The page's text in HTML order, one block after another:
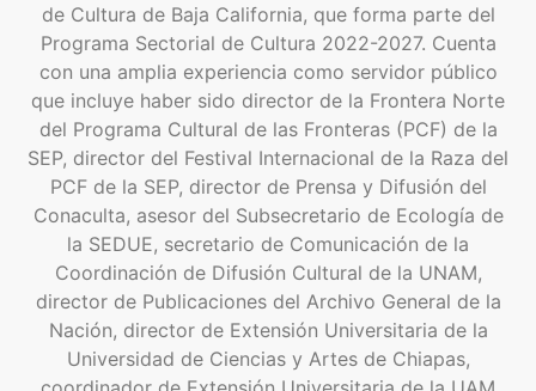
de Cultura de Baja California, que forma parte del
Programa Sectorial de Cultura 2022-2027. Cuenta
con una amplia experiencia como servidor público
que incluye haber sido director de la Frontera Norte
del Programa Cultural de las Fronteras (PCF) de la
SEP, director del Festival Internacional de la Raza del
PCF de la SEP, director de Prensa y Difusión del
Conaculta, asesor del Subsecretario de Ecología de
la SEDUE, secretario de Comunicación de la
Coordinación de Difusión Cultural de la UNAM,
director de Publicaciones del Archivo General de la
Nación, director de Extensión Universitaria de la
Universidad de Ciencias y Artes de Chiapas,